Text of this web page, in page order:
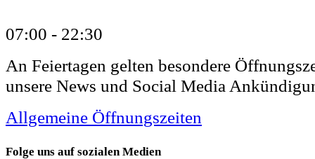
07:00 - 22:30
An Feiertagen gelten besondere
unsere News und Social Media
Allgemeine Öffnungszeiten
Folge uns auf sozialen Medien